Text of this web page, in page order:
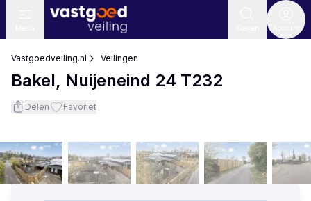
Vastgoedveiling.nl Veilingen
Bakel, Nuijeneind 24 T232
Delen Favoriet